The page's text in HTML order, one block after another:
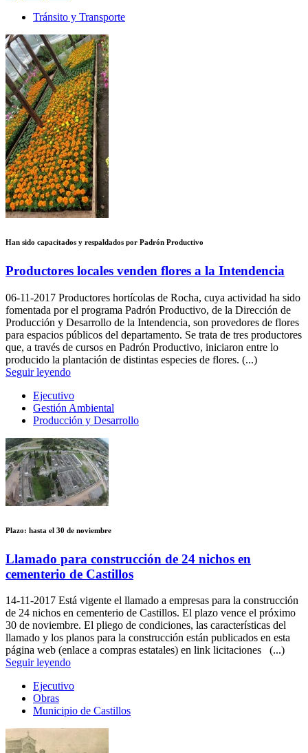
Tránsito y Transporte
Han sido capacitados y respaldados por Padrón Productivo
Productores locales venden flores a la Intendencia
06-11-2017 Productores hortícolas de Rocha, cuya actividad ha sido
fomentada por el programa Padrón Productivo, de la Dirección de
Producción y Desarrollo de la Intendencia, son provedores de flores
para espacios públicos del departamento. Se trata de tres productores
que, a través de cursos en Padrón Productivo, iniciaron entre lo
producido la plantación de distintas especies de flores. (...)
Seguir leyendo
Ejecutivo
Gestión Ambiental
Producción y Desarrollo
Plazo: hasta el 30 de noviembre
Llamado para construcción de 24 nichos en
cementerio de Castillos
14-11-2017 Está vigente el llamado a empresas para la construcción
de 24 nichos en cementerio de Castillos. El plazo vence el próximo
30 de noviembre. El pliego de condiciones, las características del
llamado y los planos para la construcción están publicados en esta
página web (enlace a compras estatales) en link licitaciones (...)
Seguir leyendo
Ejecutivo
Obras
Municipio de Castillos